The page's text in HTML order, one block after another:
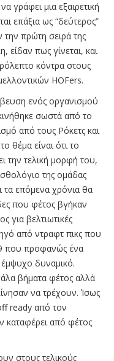
γράφει μια εξαιρετική
επάξια ως “δεύτερος”
την πρώτη σειρά της
είδαν πως γίνεται, και
κόντρα στους
HOFers.
ενός οργανισμού
σωστά από το
από τους Ρόκετς και
θέμα είναι ότι το
την τελική μορφή του,
της ομάδας
τα επόμενα χρόνια θα
που φέτος βγήκαν
για βελτιωτικές
από ντραφτ πικς που
που προφανώς ένα
δυναμικό.
βήματα φέτος αλλά
να τρέχουν. Ίσως
ready από τον
καταφέρει από φέτος
στους τελικούς